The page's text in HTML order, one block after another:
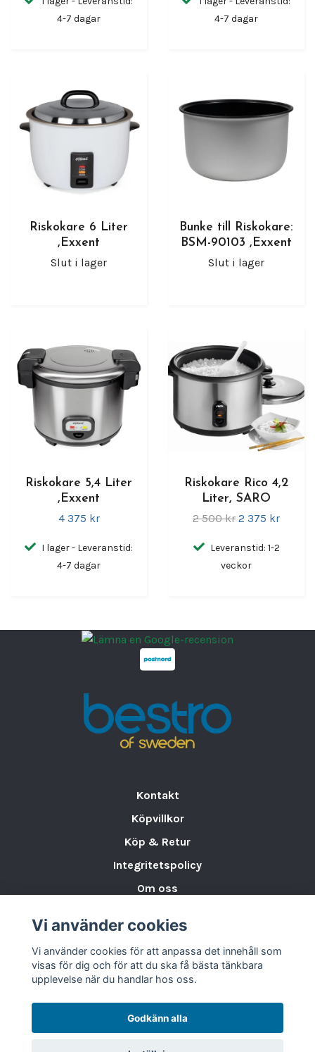
4-7 dagar
4-7 dagar
Riskokare 6 Liter
,Exxent
Slut i lager
Bunke till Riskokare:
BSM-90103 ,Exxent
Slut i lager
Riskokare 5,4 Liter
,Exxent
4 375 kr
I lager - Leveranstid:
4-7 dagar
Riskokare Rico 4,2
Liter, SARO
2 500 kr 2 375 kr
Leveranstid: 1-2
veckor
Kontakt
Köpvillkor
Köp & Retur
Integritetspolicy
Om oss
Varumärken & Partners
BLOGG
Vi använder cookies
Vi använder cookies för att anpassa det innehåll som
visas för dig och för att du ska få bästa tänkbara
upplevelse när du handlar hos oss.
Godkänn alla